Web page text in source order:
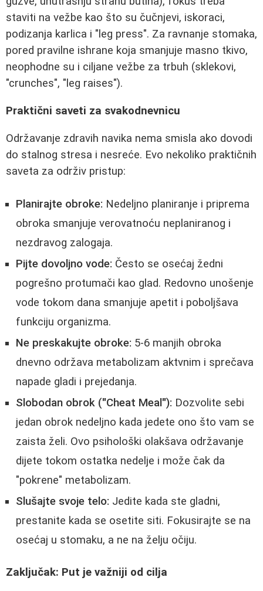
staviti na vežbe kao što su čučnjevi, iskoraci,
podizanja karlica i "leg press". Za ravnanje stomaka,
pored pravilne ishrane koja smanjuje masno tkivo,
neophodne su i ciljane vežbe za trbuh (sklekovi,
"crunches", "leg raises").
Praktični saveti za svakodnevnicu
Održavanje zdravih navika nema smisla ako dovodi
do stalnog stresa i nesreće. Evo nekoliko praktičnih
saveta za održiv pristup:
Planirajte obroke: Nedeljno planiranje i priprema
obroka smanjuje verovatnoću neplaniranog i
nezdravog zalogaja.
Pijte dovoljno vode: Često se osećaj žedni
pogrešno protumači kao glad. Redovno unošenje
vode tokom dana smanjuje apetit i poboljšava
funkciju organizma.
Ne preskakujte obroke: 5-6 manjih obroka
dnevno održava metabolizam aktvnim i sprečava
napade gladi i prejedanja.
Slobodan obrok ("Cheat Meal"): Dozvolite sebi
jedan obrok nedeljno kada jedete ono što vam se
zaista želi. Ovo psihološki olakšava održavanje
dijete tokom ostatka nedelje i može čak da
"pokrene" metabolizam.
Slušajte svoje telo: Jedite kada ste gladni,
prestanite kada se osetite siti. Fokusirajte se na
osećaj u stomaku, a ne na želju očiju.
Zaključak: Put je važniji od cilja